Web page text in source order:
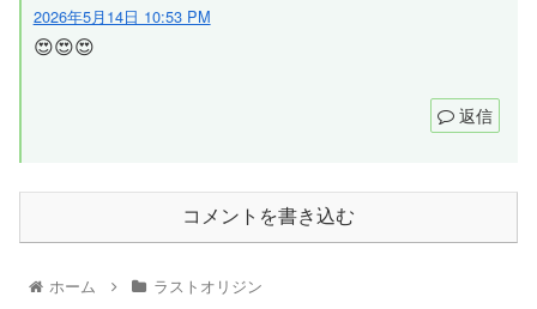
2026年5月14日 10:53 PM
😍😍😍
返信
コメントを書き込む
ホーム ラストオリジン